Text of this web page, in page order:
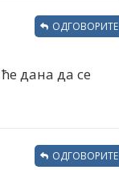
дана да се
ОДГОВОРИТЕ
ОДГОВОРИТЕ